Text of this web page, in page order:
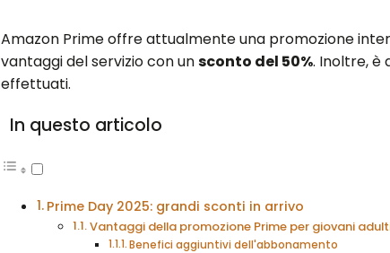
Amazon Prime offre attualmente una promozione
vantaggi del servizio con unsconto del 50%. Inoltre, è
effettuati.
In questo articolo
Prime Day 2025: grandi sconti in arrivo
Vantaggi della promozione Prime per giovani
Benefici aggiuntivi dell'abbonamento